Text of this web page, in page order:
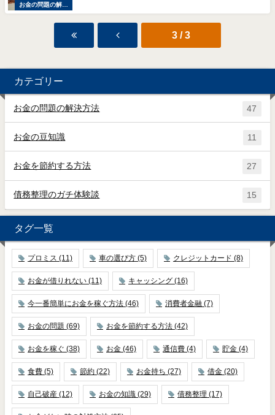
お金の問題の解決
方法
3 / 3
カテゴリー
お金の問題の解決方法 47
お金の豆知識 11
お金を節約する方法 27
債務整理のガチ体験談 15
タグ一覧
プロミス (11) 車の選び方 (5) クレジットカード (8)
お金が借りれない (11) キャッシング (16)
今一番簡単にお金を稼ぐ方法 (46) 消費者金融 (7)
お金の問題 (69) お金を節約する方法 (42)
お金を稼ぐ (38) お金 (46) 通信費 (4) 貯金 (4)
食費 (5) 節約 (22) お金持ち (27) 借金 (20)
自己破産 (12) お金の知識 (29) 債務整理 (17)